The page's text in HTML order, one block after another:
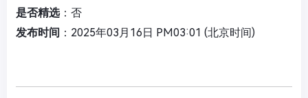
是否精选：否
发布时间 ：2025年03月16日 PM03:01 (北京时间)